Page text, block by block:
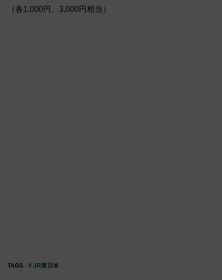
（各1,000円、3,000円相当）
TAGS # JR東日本